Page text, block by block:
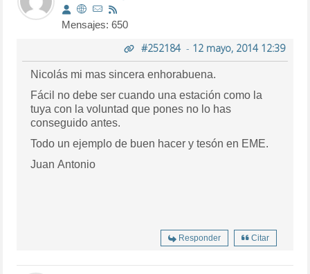
Mensajes: 650
#252184- 12 mayo, 2014 12:39
Nicolás mi mas sincera enhorabuena.
Fácil no debe ser cuando una estación como la
tuya con la voluntad que pones no lo has
conseguido antes.
Todo un ejemplo de buen hacer y tesón en EME.
Juan Antonio
Responder Citar